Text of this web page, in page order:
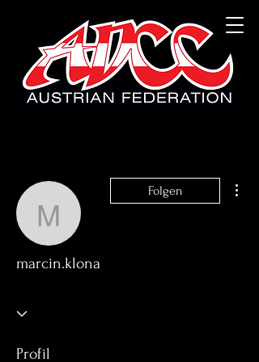
marcin.klona
Folgen
marcin.klona
Profil